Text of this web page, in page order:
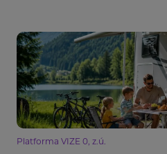
Platforma VIZE 0, z.ú.